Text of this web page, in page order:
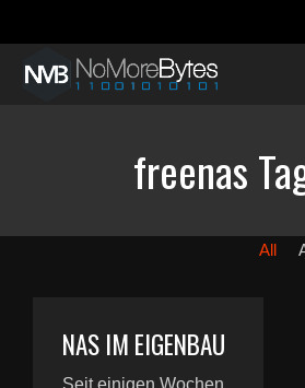
freenas
All
NAS IM EIGENBAU
Seit einigen Wochen